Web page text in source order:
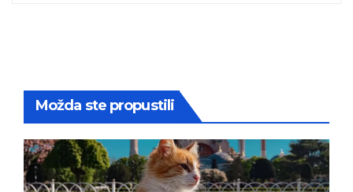
Možda ste propustili